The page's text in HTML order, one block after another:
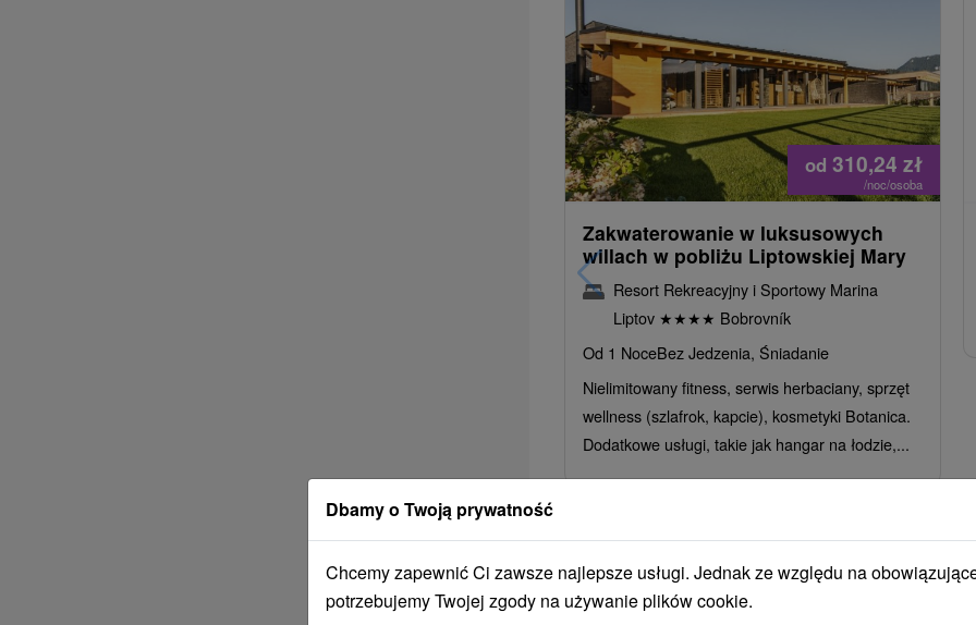
od 310,24 zł
/noc/osoba
Zakwaterowanie w luksusowych
willach w pobliżu Liptowskiej Mary
Resort Rekreacyjny i Sportowy Marina
Liptov ★★★★ Bobrovník
Od 1 NoceBez Jedzenia, Śniadanie
Nielimitowany fitness, serwis herbaciany, sprzęt
wellness (szlafrok, kapcie), kosmetyki Botanica.
Dodatkowe usługi, takie jak hangar na łodzie,...
Dbamy o Twoją prywatność
Chcemy zapewnić Ci zawsze najlepsze usługi. Jednak ze względu na
potrzebujemy Twojej zgody na używanie plików cookie.